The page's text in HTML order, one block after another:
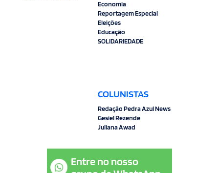
Economia
Reportagem Especial
Eleições
Educação
SOLIDARIEDADE
COLUNISTAS
Redação Pedra Azul News
Gesiel Rezende
Juliana Awad
Entre no nosso